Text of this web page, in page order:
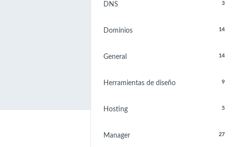
3
DNS
14
Dominios
14
General
9
Herramientas de diseño
5
Hosting
27
Manager